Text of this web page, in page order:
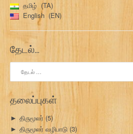
தமிழ்
TA
English
EN
தேடல்…
தேடு:
தலைப்புகள்
► திருமூலர் (5)
► திருமூலர் வழிபாடு (3)